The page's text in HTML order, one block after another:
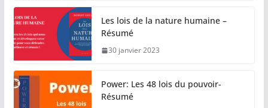
Les lois de la nature humaine –
Résumé
30 janvier 2023
Power: Les 48 lois du pouvoir-
Résumé